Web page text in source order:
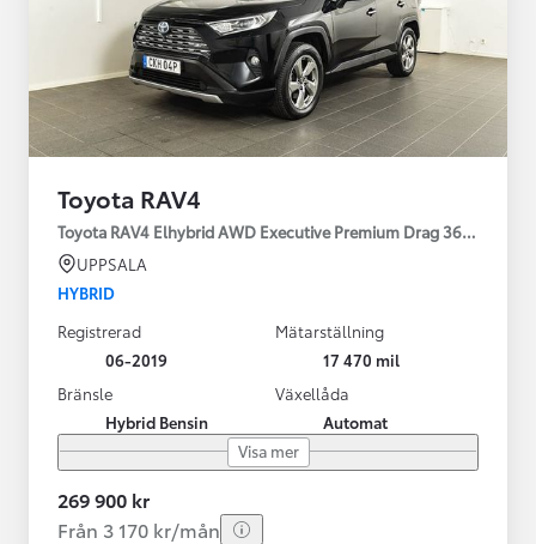
Toyota RAV4
Toyota RAV4 Elhybrid AWD Executive Premium Drag 360-kamera
UPPSALA
HYBRID
Registrerad
06-2019
Mätarställning
17 470 mil
Bränsle
Hybrid Bensin
Växellåda
Automat
Visa mer
269 900 kr
Från 3 170 kr/mån